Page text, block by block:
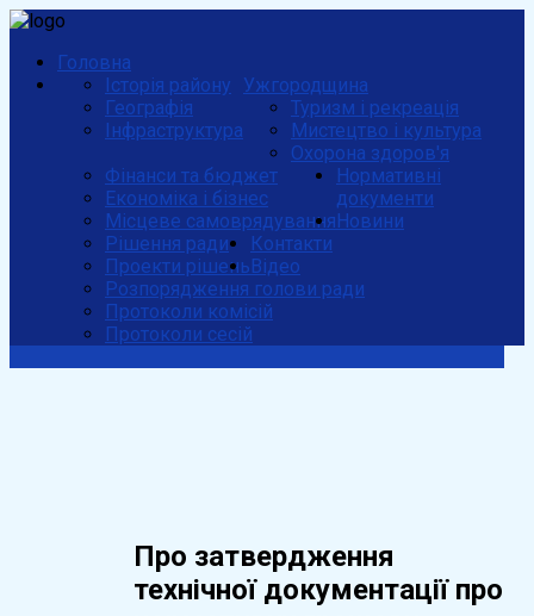
Головна
Ужгородщина
Історія району
Географія
Інфраструктура
Туризм і рекреація
Мистецтво і культура
Охорона здоров'я
Фінанси та бюджет
Економіка і бізнес
Місцеве самоврядування
Нормативні
документи
Рішення ради
Проекти рішень
Розпорядження голови ради
Протоколи комісій
Протоколи сесій
Новини
Контакти
Відео
Про затвердження
технічної документації про